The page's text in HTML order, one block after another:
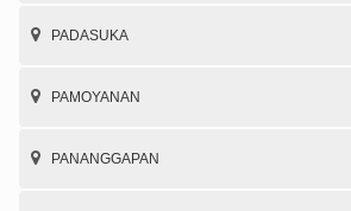
PADASUKA
PAMOYANAN
PANANGGAPAN